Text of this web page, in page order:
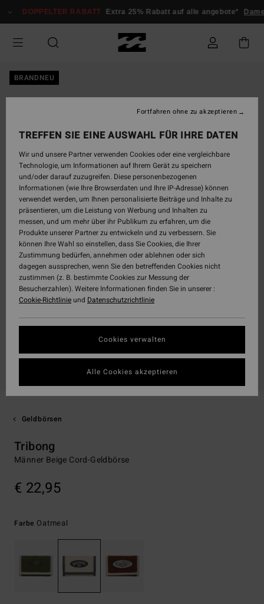
zur
springen
DOPPELTER RABATT Extra 25% Rabatt auf alle angebote*
BRANDNEU
Geldbörsen
Tribong
Männer Beige Cord-Geldbörse
€ 22,95
Farbe Oatmeal
TREFFEN SIE EINE AUSWAHL FÜR IHRE DATEN
Wir und unsere Partner verwenden Cookies oder eine vergleichbare
Technologie, um Informationen auf Ihrem Gerät zu speichern
und/oder darauf zuzugreifen. Diese personenbezogenen
Informationen (wie Ihre Browserdaten und Ihre IP-Adresse) können
verwendet werden, um Ihnen personalisierte Beiträge und Inhalte zu
präsentieren, um die Leistung von Werbung und Inhalten zu
messen, und um mehr über ihr Publikum zu erfahren, um die
Produkte unserer Partner zu entwickeln und zu verbessern. Sie
können Ihre Wahl so einstellen, dass Sie Cookies, die Ihrer
Zustimmung bedürfen, annehmen oder ablehnen oder sich
dagegen aussprechen, wenn Sie den betreffenden Cookies nicht
zustimmen (z. B. bestimmte Cookies zur Messung der
Besucherzahlen). Weitere Informationen finden Sie in unserer :
Cookie-Richtlinieund Datenschutzrichtlinie
Cookies verwalten
Fortfahren ohne zu akzeptieren
Alle Cookies akzeptieren